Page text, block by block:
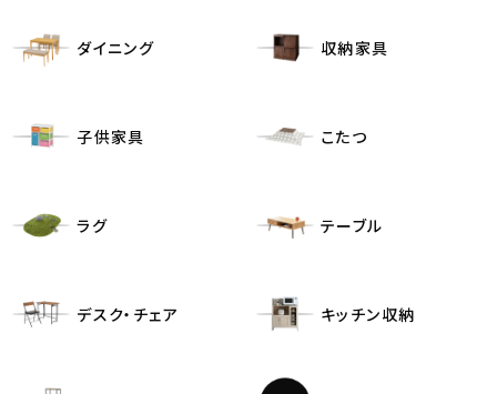
ダイニング 収納家具
子供家具 こたつ
ラグ テーブル
デスク・チェア キッチン収納